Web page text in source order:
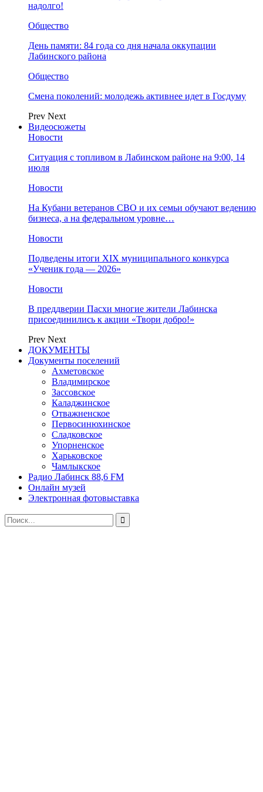
надолго!
Общество
День памяти: 84 года со дня начала оккупации
Лабинского района
Общество
Смена поколений: молодежь активнее идет в Госдуму
Prev Next
Видеосюжеты
Новости
Ситуация с топливом в Лабинском районе на 9:00, 14
июля
Новости
На Кубани ветеранов СВО и их семьи обучают ведению
бизнеса, а на федеральном уровне…
Новости
Подведены итоги XIX муниципального конкурса
«Ученик года — 2026»
Новости
В преддверии Пасхи многие жители Лабинска
присоединились к акции «Твори добро!»
Prev Next
ДОКУМЕНТЫ
Документы поселений
Ахметовское
Владимирское
Зассовское
Каладжинское
Отважненское
Первосинюхинское
Сладковское
Упорненское
Харьковское
Чамлыкское
Радио Лабинск 88,6 FM
Онлайн музей
Электронная фотовыставка